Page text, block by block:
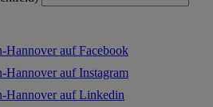
auf Facebook
auf Instagram
auf Linkedin